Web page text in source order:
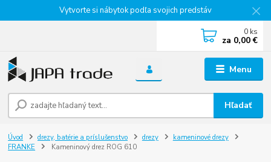
Vytvorte si nábytok podľa svojich predstáv
Menu
Hľadať
0 ks
za 0,00 €
Úvod drezy, batérie a príslušenstvo drezy
kameninové drezy
FRANKE
Kameninový drez ROG 610